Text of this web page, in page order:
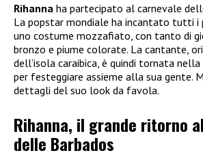
Rihanna ha partecipato al carnevale
La popstar mondiale ha incantato tutti i
uno costume mozzafiato, con tanto di
bronzo e piume colorate. La cantante,
dell’isola caraibica, è quindi tornata
per festeggiare assieme alla sua gente.
dettagli del suo look da favola.
Rihanna, il grande ritorno
delle Barbados